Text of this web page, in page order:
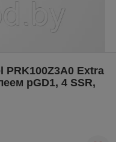
PRK100Z3A0 Extra
pGD1, 4 SSR,